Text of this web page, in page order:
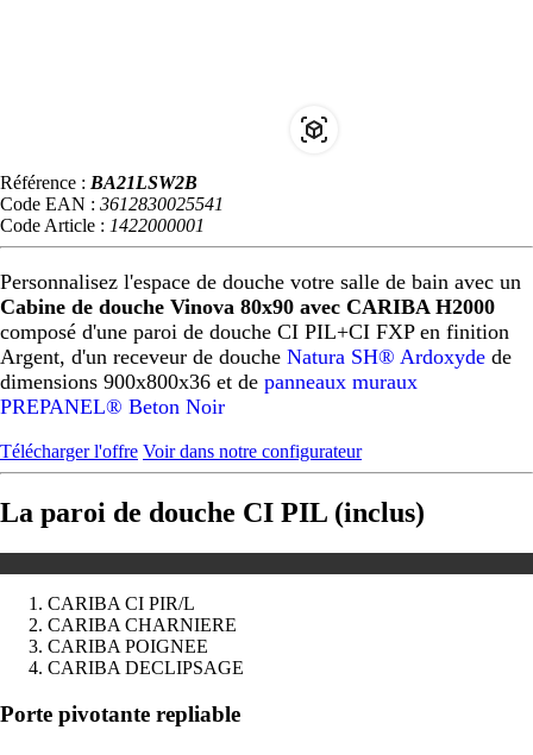
Référence : BA21LSW2B
Code EAN : 3612830025541
Code Article : 1422000001
Personnalisez l'espace de douche votre salle de bain avec un
Cabine de douche Vinova 80x90 avec CARIBA H2000
composé d'une paroi de douche CI PIL+CI FXP en finition
Argent, d'un receveur de douche Natura SH® Ardoxyde de
dimensions 900x800x36 et de panneaux muraux
PREPANEL® Beton Noir
Télécharger l'offre Voir dans notre configurateur
La paroi de douche CI PIL (inclus)
CARIBA CI PIR/L
CARIBA CHARNIERE
CARIBA POIGNEE
CARIBA DECLIPSAGE
Précédent
Suivant
Porte pivotante repliable